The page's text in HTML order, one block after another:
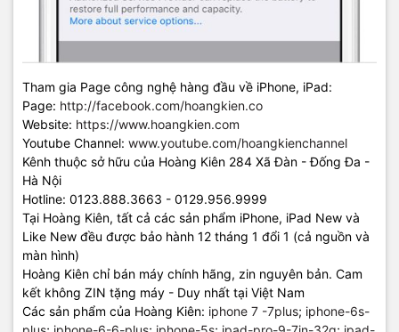
Tham gia Page công nghệ hàng đầu về iPhone, iPad:
Page: http://facebook.com/hoangkien.co
Website: https://www.hoangkien.com
Youtube Channel: www.youtube.com/hoangkienchannel
Kênh thuộc sở hữu của Hoàng Kiên 284 Xã Đàn - Đống Đa -
Hà Nội
Hotline: 0123.888.3663 - 0129.956.9999
Tại Hoàng Kiên, tất cả các sản phẩm iPhone, iPad New và
Like New đều được bảo hành 12 tháng 1 đổi 1 (cả nguồn và
màn hình)
Hoàng Kiên chỉ bán máy chính hãng, zin nguyên bản. Cam
kết không ZIN tặng máy - Duy nhất tại Việt Nam
Các sản phẩm của Hoàng Kiên: iphone 7 -7plus; iphone-6s-